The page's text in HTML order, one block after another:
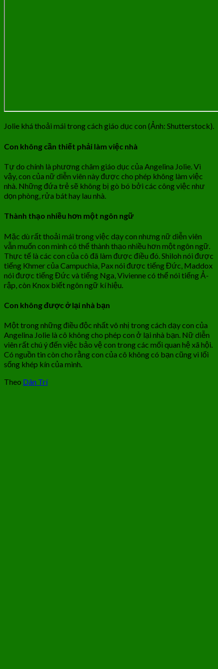
Jolie khá thoải mái trong cách giáo dục con (Ảnh: Shutterstock).
Con không cần thiết phải làm việc nhà
Tự do chính là phương châm giáo dục của Angelina Jolie. Vì
vậy, con của nữ diễn viên này được cho phép không làm việc
nhà. Những đứa trẻ sẽ không bị gò bó bởi các công việc như
dọn phòng, rửa bát hay lau nhà.
Thành thạo nhiều hơn một ngôn ngữ
Mặc dù rất thoải mái trong việc dạy con nhưng nữ diễn viên
vẫn muốn con mình có thể thành thạo nhiều hơn một ngôn ngữ.
Thực tế là các con của cô đã làm được điều đó. Shiloh nói được
tiếng Khmer của Campuchia, Pax nói được tiếng Đức, Maddox
nói được tiếng Đức và tiếng Nga, Vivienne có thể nói tiếng Ả-
rập, còn Knox biết ngôn ngữ kí hiệu.
Con không được ở lại nhà bạn
Một trong những điều độc nhất vô nhị trong cách dạy con của
Angelina Jolie là cô không cho phép con ở lại nhà bạn. Nữ diễn
viên rất chú ý đến việc bảo vệ con trong các mối quan hệ xã hội.
Có nguồn tin còn cho rằng con của cô không có bạn cũng vì lối
sống khép kín của mình.
Theo Dân Trí